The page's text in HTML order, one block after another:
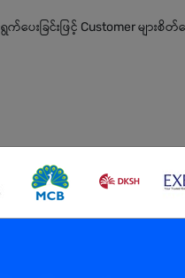
ြင်းဖြင့် Customer များစိတ်
ပါမည်။